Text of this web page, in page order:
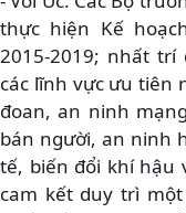
thực hiện Kế
2015-2019; nhất
các lĩnh vực ưu tiên
đoan, an ninh
bán người, an ninh
tế, biến đổi khí hậu
cam kết duy trì